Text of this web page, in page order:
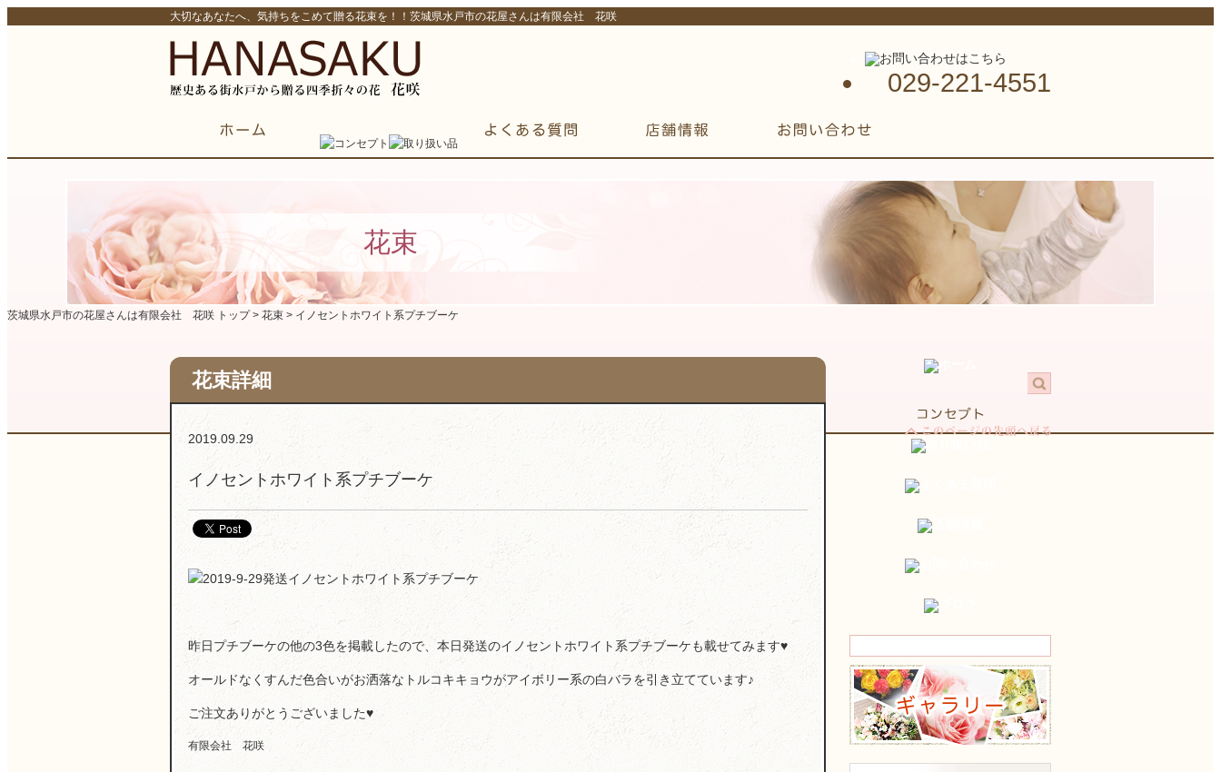
大切なあなたへ、気持ちをこめて贈る花束を！！茨城県水戸市の花屋さんは有限会社 花咲
029-221-4551
花束
茨城県水戸市の花屋さんは有限会社 花咲 トップ > 花束 > イノセントホワイト系プチブーケ
花束詳細
2019.09.29
イノセントホワイト系プチブーケ
昨日プチブーケの他の3色を掲載したので、本日発送のイノセントホワイト系プチブーケも載せてみます♥
オールドなくすんだ色合いがお洒落なトルコキキョウがアイボリー系の白バラを引き立てています♪
ご注文ありがとうございました♥
有限会社 花咲